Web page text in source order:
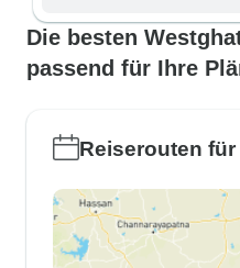
Die besten
passend für Ihre
Reiserouten für